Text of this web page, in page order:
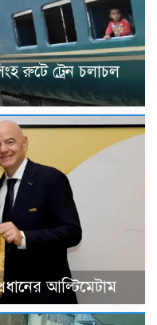
রুটে ট্রেন চলাচল
আল্টিমেটাম